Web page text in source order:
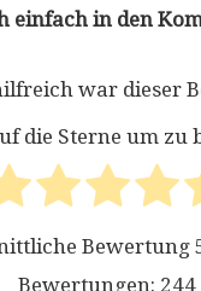
einfach in den
war dieser
die Sterne um zu
Bewertung
Bewertungen: 244